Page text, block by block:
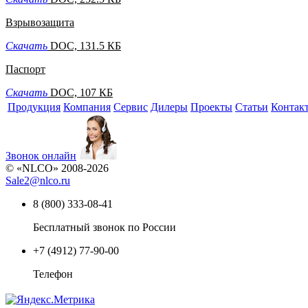
Взрывозащита
Скачать DOC, 131.5 КБ
Паспорт
Скачать DOC, 107 КБ
Продукция Компания Сервис Дилеры Проекты Статьи
Звонок онлайн
© «NLCO» 2008-2026
Sale2@nlco.ru
8 (800) 333-08-41
Бесплатный звонок по России
+7 (4912) 77-90-00
Телефон